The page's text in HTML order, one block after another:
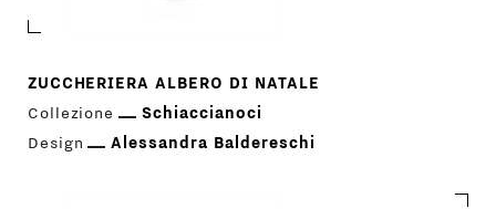
ZUCCHERIERA ALBERO DI NATALE
Collezione
Schiaccianoci
Design
Alessandra Baldereschi